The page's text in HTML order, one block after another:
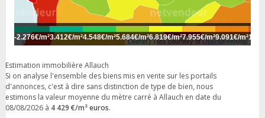
Leaflet| Tiles courtesy ofOpenStreetMap
-2.276€/m²3.412€/m²4.548€/m²5.684€/m²6.819€/m²7.955€/m²9.091€/m²
Estimation immobilière Allauch
Si on analyse l'ensemble des biens mis en vente sur les portails
d'annonces, c'est à dire sans distinction de type de bien, nous
estimons la valeur moyenne du mètre carré à Allauch en date du
08/08/2026 à 4 429 €/m² euros.